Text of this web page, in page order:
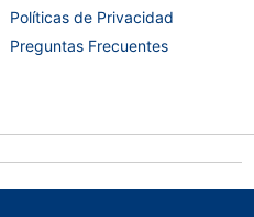
Políticas de Privacidad
Preguntas Frecuentes